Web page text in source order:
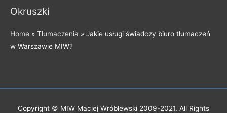
Okruszki
Home » Tłumaczenia » Jakie usługi świadczy biuro tłumaczeń
w Warszawie MIW?
Copyright © MIW Maciej Wróblewski 2009-2021. All Rights